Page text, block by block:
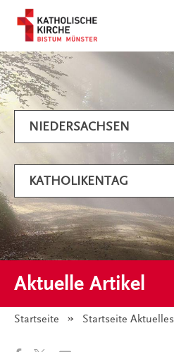
Aktuelle Artikel
Artikel filtern
NIEDERSACHSEN
KATHOLIKENTAG
Startseite Startseite Aktuelles